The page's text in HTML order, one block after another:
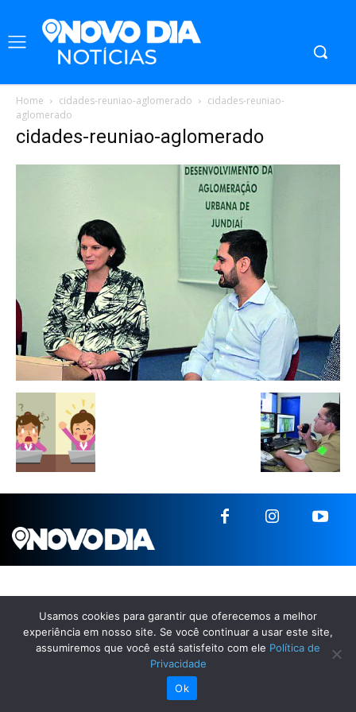
Home cidades-reuniao-aglomerado
cidades-reuniao-
aglomerado
cidades-reuniao-aglomerado
Usamos cookies para garantir que oferecemos a melhor
experiência em nosso site. Se você continuar a usar este site,
assumiremos que você está satisfeito com ele Política de
Privacidade
Ok